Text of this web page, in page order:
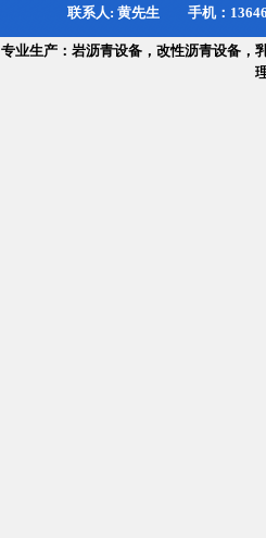
联系人: 黄先生 手机：
专业生产：岩沥青设备，改性沥青设备，